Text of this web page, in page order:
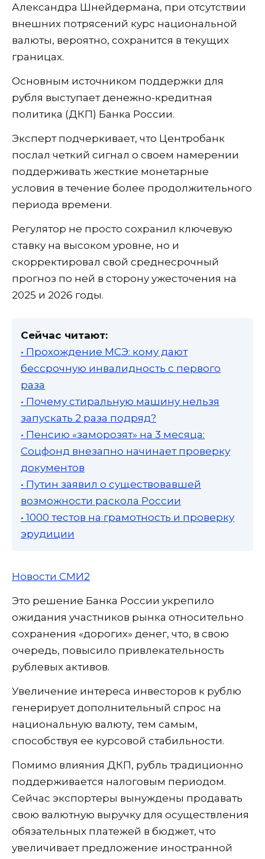
Александра Шнейдермана, при отсутствии
внешних потрясений курс национальной
валюты, вероятно, сохранится в текущих
границах.
Основным источником поддержки для
рубля выступает денежно-кредитная
политика (ДКП) Банка России.
Эксперт подчеркивает, что Центробанк
послал четкий сигнал о своем намерении
поддерживать жесткие монетарные
условия в течение более продолжительного
периода времени.
Регулятор не просто сохранил ключевую
ставку на высоком уровне, но и
скорректировал свой среднесрочный
прогноз по ней в сторону ужесточения на
2025 и 2026 годы.
Сейчас читают:
• Прохождение МСЭ: кому дают
бессрочную инвалидность с первого
раза
• Почему стиральную машину нельзя
запускать 2 раза подряд?
• Пенсию «заморозят» на 3 месяца:
Соцфонд внезапно начинает проверку
документов
• Путин заявил о существовавшей
возможности раскола России
• 1000 тестов на грамотность и проверку
эрудиции
Новости СМИ2
Это решение Банка России укрепило
ожидания участников рынка относительно
сохранения «дорогих» денег, что, в свою
очередь, повысило привлекательность
рублевых активов.
Увеличение интереса инвесторов к рублю
генерирует дополнительный спрос на
национальную валюту, тем самым,
способствуя ее курсовой стабильности.
Помимо влияния ДКП, рубль традиционно
поддерживается налоговым периодом.
Сейчас экспортеры вынуждены продавать
свою валютную выручку для осуществления
обязательных платежей в бюджет, что
увеличивает предложение иностранной